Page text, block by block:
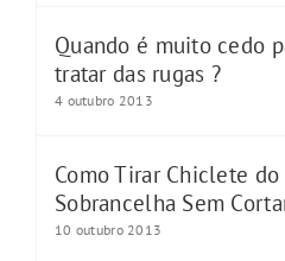
Quando é muito cedo
tratar das rugas ?
4 outubro 2013
Como Tirar Chiclete
Sobrancelha Sem
10 outubro 2013